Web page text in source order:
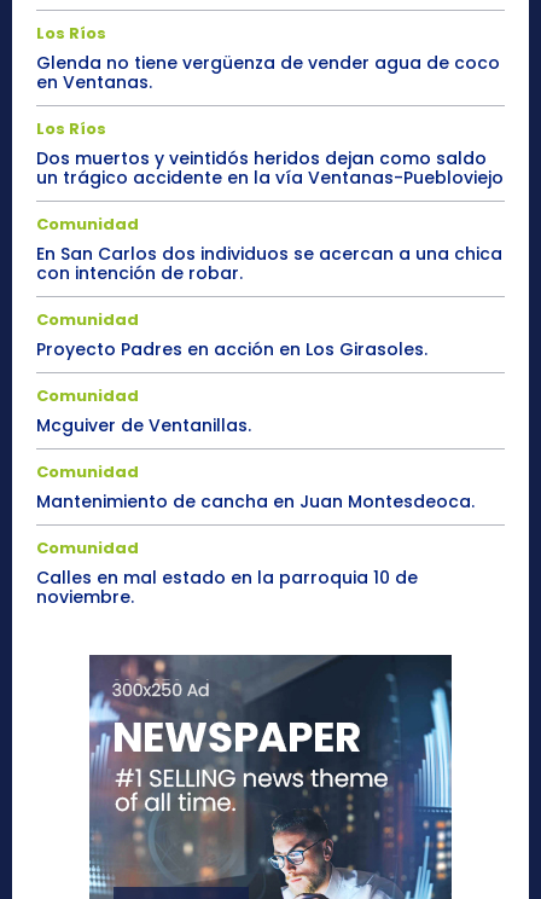
Los Ríos
Glenda no tiene vergüenza de vender agua de coco
en Ventanas.
Los Ríos
Dos muertos y veintidós heridos dejan como saldo
un trágico accidente en la vía Ventanas-Puebloviejo
Comunidad
En San Carlos dos individuos se acercan a una chica
con intención de robar.
Comunidad
Proyecto Padres en acción en Los Girasoles.
Comunidad
Mcguiver de Ventanillas.
Comunidad
Mantenimiento de cancha en Juan Montesdeoca.
Comunidad
Calles en mal estado en la parroquia 10 de
noviembre.